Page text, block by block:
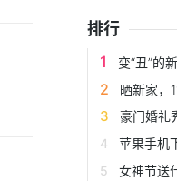
排行
变“丑”的新款
晒新家，117
豪门婚礼秀
苹果手机
女神节送什